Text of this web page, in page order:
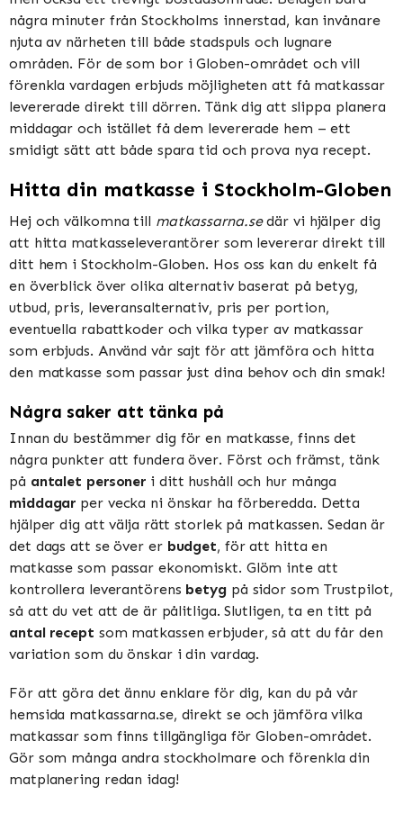
några minuter från Stockholms innerstad, kan invånare
njuta av närheten till både stadspuls och lugnare
områden. För de som bor i Globen-området och vill
förenkla vardagen erbjuds möjligheten att få matkassar
levererade direkt till dörren. Tänk dig att slippa planera
middagar och istället få dem levererade hem – ett
smidigt sätt att både spara tid och prova nya recept.
Hitta din matkasse i Stockholm-Globen
Hej och välkomna till matkassarna.sedär vi hjälper dig
att hitta matkasseleverantörer som levererar direkt till
ditt hem i Stockholm-Globen. Hos oss kan du enkelt få
en överblick över olika alternativ baserat på betyg,
utbud, pris, leveransalternativ, pris per portion,
eventuella rabattkoder och vilka typer av matkassar
som erbjuds. Använd vår sajt för att jämföra och hitta
den matkasse som passar just dina behov och din smak!
Några saker att tänka på
Innan du bestämmer dig för en matkasse, finns det
några punkter att fundera över. Först och främst, tänk
på antalet personer i ditt hushåll och hur många
middagar per vecka ni önskar ha förberedda. Detta
hjälper dig att välja rätt storlek på matkassen. Sedan är
det dags att se över er budget, för att hitta en
matkasse som passar ekonomiskt. Glöm inte att
kontrollera leverantörens betygpå sidor som Trustpilot,
så att du vet att de är pålitliga. Slutligen, ta en titt på
antal recept som matkassen erbjuder, så att du får den
variation som du önskar i din vardag.
För att göra det ännu enklare för dig, kan du på vår
hemsida matkassarna.se, direkt se och jämföra vilka
matkassar som finns tillgängliga för Globen-området.
Gör som många andra stockholmare och förenkla din
matplanering redan idag!